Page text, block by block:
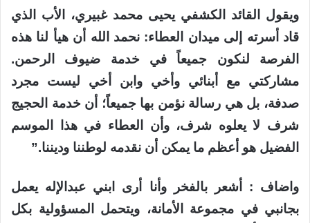
ويقول القائد الكشفي يحيى محمد غبيري، الأب الذي
قاد أسرته إلى ميدان العطاء: نحمد الله أن هيأ لنا هذه
الفرصة لنكون جميعاً في خدمة ضيوف الرحمن.
مشاركتي مع أبنائي وأخي وابن أخي ليست مجرد
صدفة، بل هي رسالة نؤمن بها جميعاً؛ أن خدمة الحجيج
شرف لا يعلوه شرف، وأن العطاء في هذا الموسم
الفضيل هو أعظم ما يمكن أن نقدمه لوطننا وديننا.”
واضاف : أشعر بالفخر وأنا أرى ابني عبدالإله يعمل
بجانبي في مجموعة الأمانة، ويتحمل المسؤولية بكل